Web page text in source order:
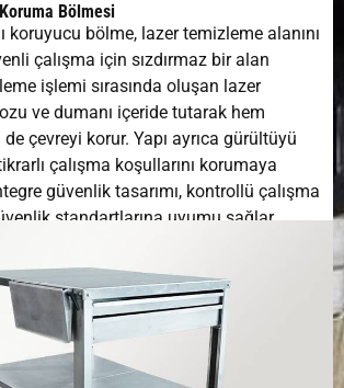
Bölmesi
koruyucu bölme, lazer temizleme alanını
çalışma için sızdırmaz bir alan
işlemi sırasında oluşan lazer
ve dumanı içeride tutarak hem
çevreyi korur. Yapı ayrıca gürültüyü
çalışma koşullarını korumaya
güvenlik tasarımı, kontrollü çalışma
standartlarına uyumu sağlar.